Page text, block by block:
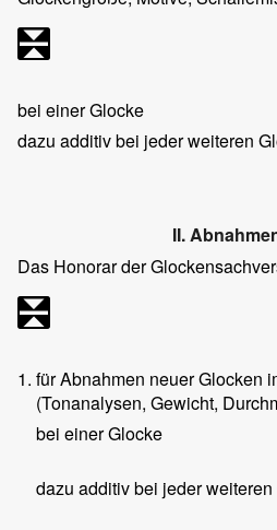
bei einer Glocke
dazu additiv bei jeder weiteren
II.
Das Honorar der
1. für Abnahmen neuer Glocken
(Tonanalysen, Gewicht,
bei einer Glocke
dazu additiv bei jeder